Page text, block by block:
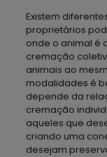
Existem
proprietários
onde o animal é
cremação
animais ao
modalidades é
depende da
cremação
aqueles que
criando uma
desejam